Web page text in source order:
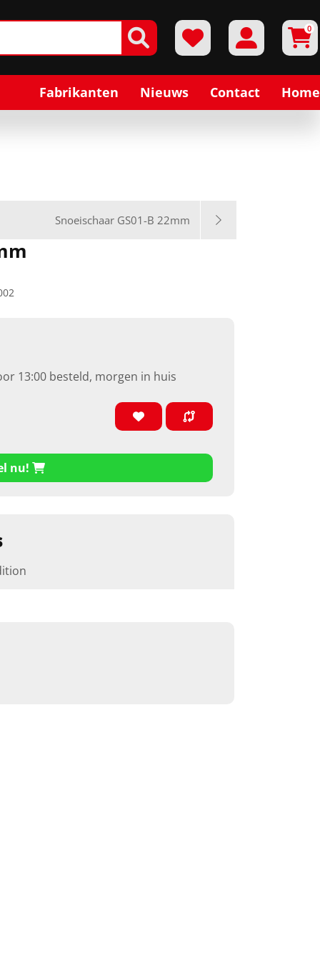
0
Fabrikanten Nieuws Contact Home
Snoeischaar GS01-B 22mm
13:00 besteld, morgen in huis
nu!